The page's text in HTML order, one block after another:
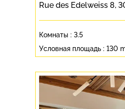
Rue des Edelweiss 8,
Комнаты : 3.5
Условная площадь : 130